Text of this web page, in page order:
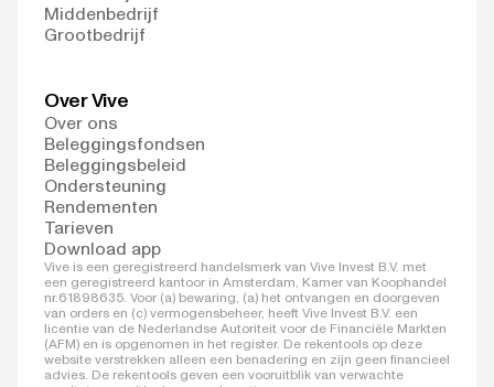
Middenbedrijf
Grootbedrijf
Over Vive
Over ons
Beleggingsfondsen
Beleggingsbeleid
Ondersteuning
Rendementen
Tarieven
Download app
Vive is een geregistreerd handelsmerk van Vive Invest B.V. met
een geregistreerd kantoor in Amsterdam, Kamer van Koophandel
nr.61898635. Voor (a) bewaring, (a) het ontvangen en doorgeven
van orders en (c) vermogensbeheer, heeft Vive Invest B.V. een
licentie van de Nederlandse Autoriteit voor de Financiële Markten
(AFM) en is opgenomen in het register. De rekentools op deze
website verstrekken alleen een benadering en zijn geen financieel
advies. De rekentools geven een vooruitblik van verwachte